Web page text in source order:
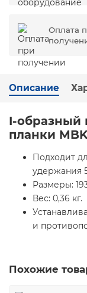
Оплата
Описание
I-oбразный
планки
Подходит
удержания
Размеры:
Вес: 0,36 кг.
и
Похожие